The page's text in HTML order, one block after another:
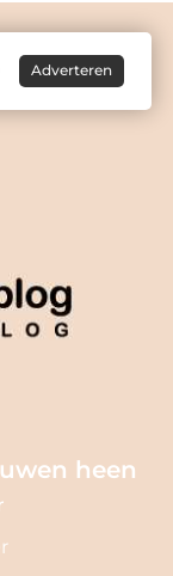
Adverteren
heen